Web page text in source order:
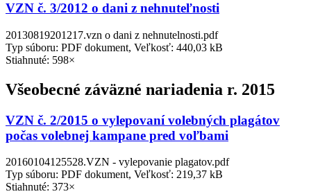
VZN č. 3/2012 o dani z nehnuteľnosti
20130819201217.vzn o dani z nehnutelnosti.pdf
Typ súboru: PDF dokument, Veľkosť: 440,03 kB
Stiahnuté: 598×
Všeobecné záväzné nariadenia r. 2015
VZN č. 2/2015 o vylepovaní volebných plagátov
počas volebnej kampane pred voľbami
20160104125528.VZN - vylepovanie plagatov.pdf
Typ súboru: PDF dokument, Veľkosť: 219,37 kB
Stiahnuté: 373×